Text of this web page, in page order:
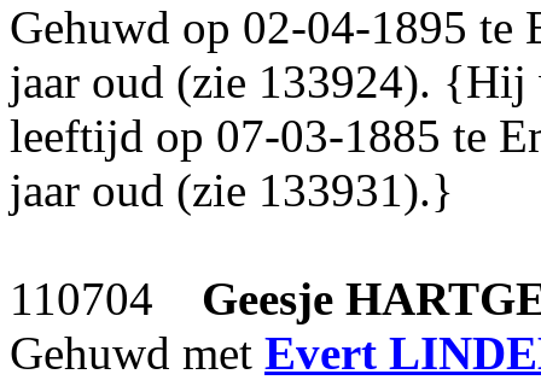
Gehuwd op 02-04-1895 te
jaar oud (zie 133924). {Hij
leeftijd op 07-03-1885 te
jaar oud (zie 133931).}
110704 Geesje
Gehuwd met Evert